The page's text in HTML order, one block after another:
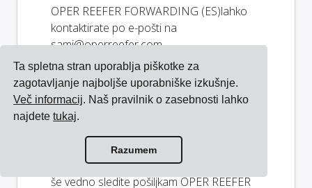
Ta spletna stran uporablja piškotke za
zagotavljanje najboljše uporabniške izkušnje.
Več informacij. Naš pravilnik o zasebnosti lahko
najdetetukaj.
Razumem
OPER REEFER FORWARDING (ES)lahko
kontaktirate po e-pošti na
sami@operreefer.com.
Ali OPER REEFER
FORWARDING (ES) ponuja
sledenje?
Ne, OPER REEFER FORWARDING (ES) ne
ponuja povezav za sledenje, vendar lahko
še vedno sledite pošiljkam OPER REEFER